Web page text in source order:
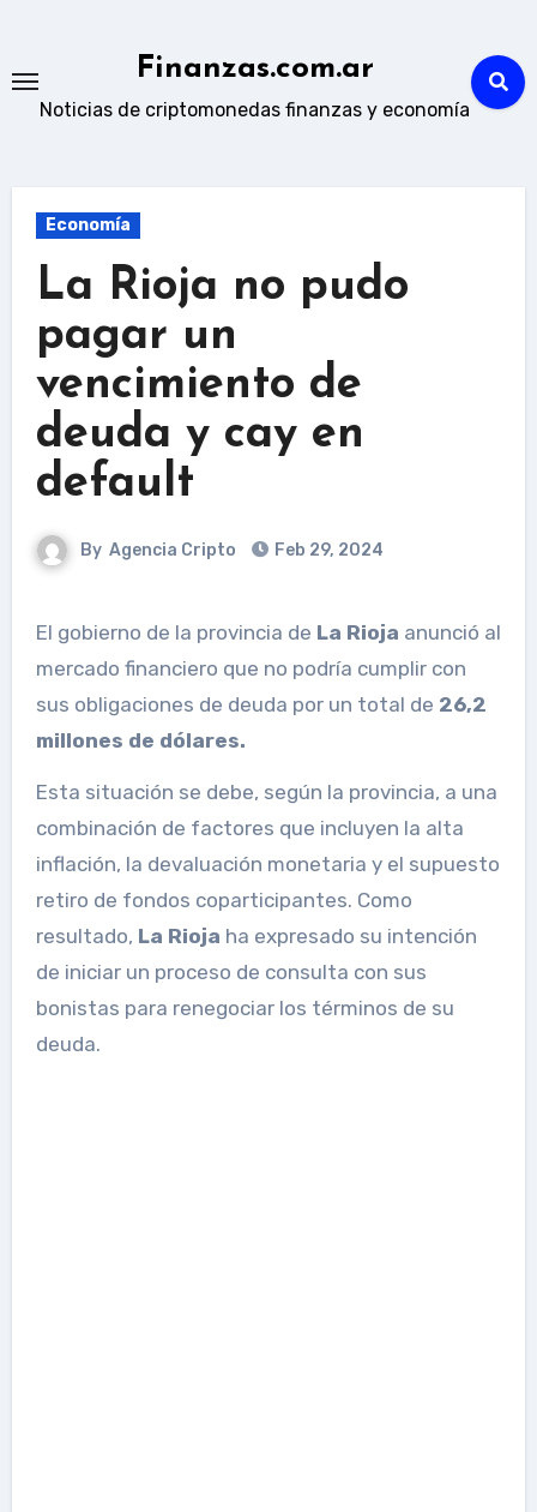
content
Finanzas.com.ar
Noticias de criptomonedas finanzas y economía
Economía
La Rioja no pudo
pagar un
vencimiento de
deuda y cay en
default
By Agencia Cripto Feb 29, 2024
El gobierno de la provincia de La Rioja anunció al
mercado financiero que no podría cumplir con
sus obligaciones de deuda por un total de 26,2
millones de dólares.
Esta situación se debe, según la provincia, a una
combinación de factores que incluyen la alta
inflación, la devaluación monetaria y el supuesto
retiro de fondos coparticipantes. Como
resultado, La Rioja ha expresado su intención
de iniciar un proceso de consulta con sus
bonistas para renegociar los términos de su
deuda.